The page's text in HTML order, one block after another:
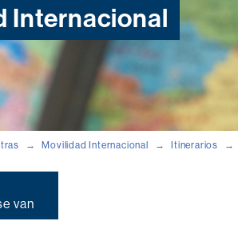
Internacional
Movilidad Internacional Itinerarios
van